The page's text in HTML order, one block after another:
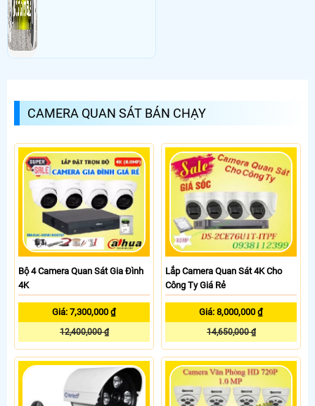
CAMERA QUAN SÁT BÁN CHẠY
Bộ 4 Camera Quan Sát Gia Đình
4K
Giá: 7,300,000 ₫
12,400,000 ₫
Lắp Camera Quan Sát 4K Cho
Công Ty Giá Rẻ
Giá: 8,000,000 ₫
14,650,000 ₫